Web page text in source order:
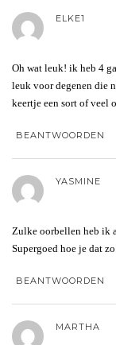
ELKE1
Oh wat leuk! ik heb 4
leuk voor degenen die
keertje een sort of veel
BEANTWOORDEN
YASMINE
Zulke oorbellen heb ik
Supergoed hoe je dat
BEANTWOORDEN
MARTHA